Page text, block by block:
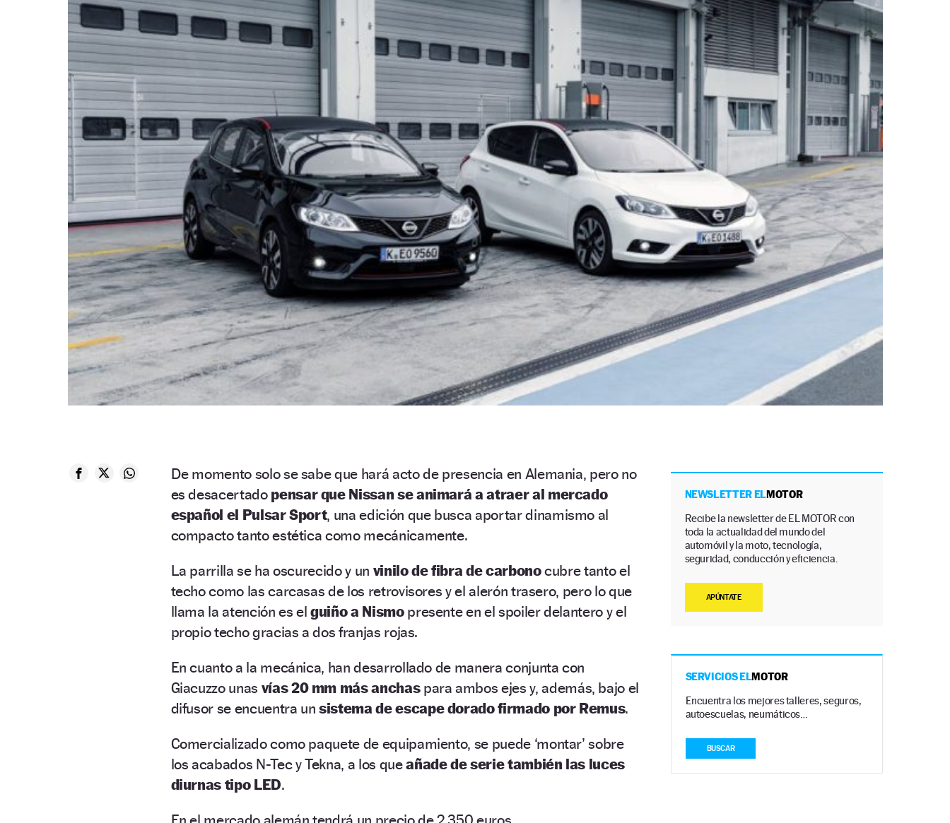
De momento solo se sabe que hará acto de presencia en Alemania, pero no
es desacertado pensar que Nissan se animará a atraer al mercado
español el Pulsar Sport, una edición que busca aportar dinamismo al
compacto tanto estética como mecánicamente.
La parrilla se ha oscurecido y un vinilo de fibra de carbonocubre tanto el
techo como las carcasas de los retrovisores y el alerón trasero, pero lo que
llama la atención es elguiño a Nismopresente en el spoiler delantero y el
propio techo gracias a dos franjas rojas.
En cuanto a la mecánica, han desarrollado de manera conjunta con
Giacuzzo unas vías 20 mm más anchaspara ambos ejes y, además, bajo el
difusor se encuentra unsistema de escape dorado firmado por Remus.
Comercializado como paquete de equipamiento, se puede ‘montar’ sobre
los acabados N-Tec y Tekna, a los queañade de serie también las luces
diurnas tipo LED.
NEWSLETTER ELMOTOR
Recibe la newsletter de EL MOTOR con
toda la actualidad del mundo del
automóvil y la moto, tecnología,
seguridad, conducción y eficiencia.
APÚNTATE
SERVICIOS ELMOTOR
Encuentra los mejores talleres, seguros,
autoescuelas, neumáticos…
BUSCAR